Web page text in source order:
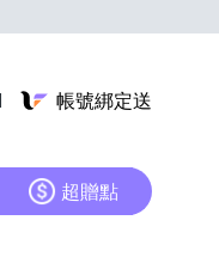
帳號綁定送
超贈點